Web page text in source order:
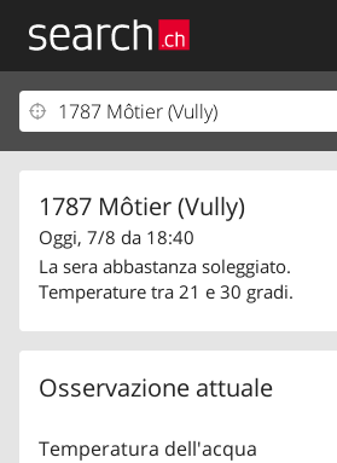
1787 Môtier (Vully)
Oggi, 7/8 da 18:40
La sera abbastanza soleggiato.
Temperature tra 21 e 30 gradi.
Osservazione attuale
Temperatura dell'acqua
Il vostro profolio
Area clienti
Informazioni Legali